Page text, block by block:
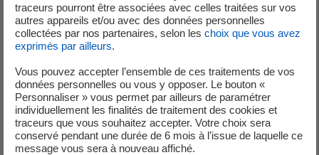
complexe entre enjeux écologiques et climatiques. Un
dilemme biodiversité / carbone, pour lequel la R&D a été
missionnée.
*Ripisylve : végétation de bords de rivières
Consulter l'article « Comment concilier biodiversité
traceurs pourront être associées avec celles traitées sur vos
autres appareils et/ou avec des données personnelles
collectées par nos partenaires, selon les choix que vous avez
exprimés par ailleurs.
Vous pouvez accepter l’ensemble de ces traitements de vos
données personnelles ou vous y opposer. Le bouton «
Personnaliser » vous permet par ailleurs de paramétrer
individuellement les finalités de traitement des cookies et
traceurs que vous souhaitez accepter. Votre choix sera
conservé pendant une durée de 6 mois à l’issue de laquelle ce
message vous sera à nouveau affiché.